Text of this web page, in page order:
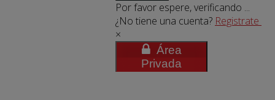
Por favor espere, verificando ...
¿No tiene una cuenta? Registrate
×
Área
Privada